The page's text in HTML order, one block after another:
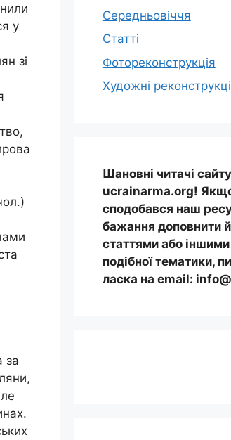
у
зі
за
Середньовіччя
Статті
Фотореконструкція
Художні
Шановні читачі сайту
ucrainarma.org!
сподобався наш
бажання доповнити
статтями або
подібної тематики,
ласка на email: